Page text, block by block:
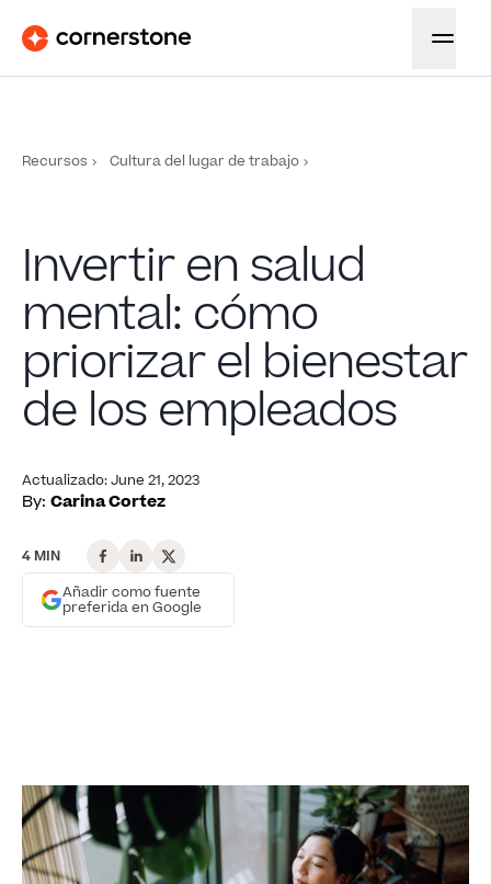
Recursos Cultura del lugar de trabajo
Invertir en salud
mental: cómo
priorizar el bienestar
de los empleados
Actualizado:June 21, 2023
By: Carina Cortez
4 MIN
Añadir como fuente
preferida en Google